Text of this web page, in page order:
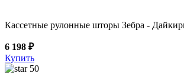
Кассетные рулонные шторы Зебра -
6 198 ₽
Купить
50